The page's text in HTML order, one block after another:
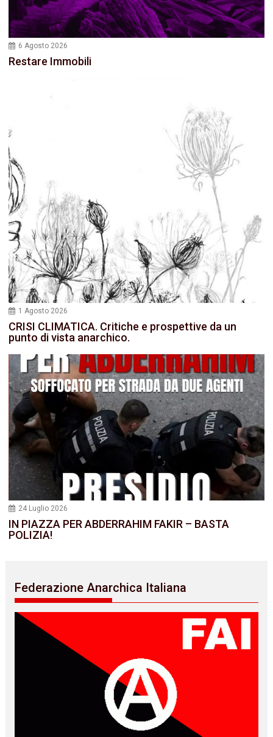
6 Agosto 2026
Restare Immobili
1 Agosto 2026
CRISI CLIMATICA. Critiche e prospettive da un
punto di vista anarchico.
24 Luglio 2026
IN PIAZZA PER ABDERRAHIM FAKIR – BASTA
POLIZIA!
Federazione Anarchica Italiana